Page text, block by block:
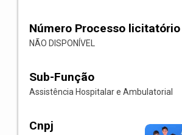
Número Processo licitatório
NÃO DISPONÍVEL
Sub-Função
Assistência Hospitalar e Ambulatorial
Cnpj